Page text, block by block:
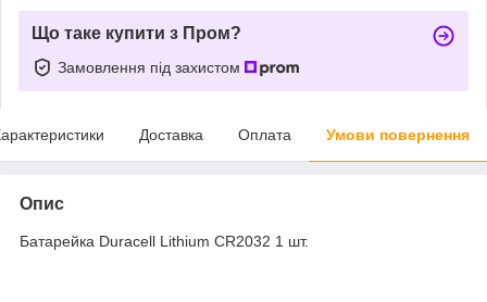
Що таке купити з Пром?
Замовлення під захистом
Доставка Оплата Умови повернення
Опис
Батарейка Duracell Lithium CR2032 1 шт.